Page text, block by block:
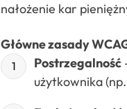
nałożenie kar
Główne zasady
Postrzegalność
użytkownika